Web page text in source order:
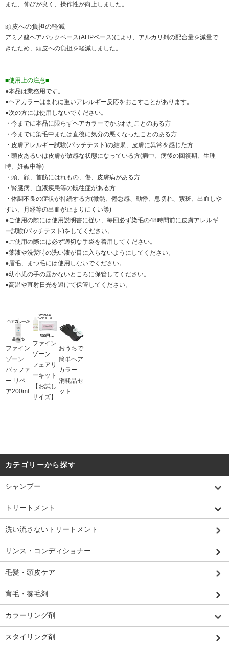
また、伸びが良く、操作性が向上しました。
頭皮への負担の軽減
アミノ酸ヘアパックベース(AHPベース)により、アルカリ剤の配合量を減量で
きたため、頭皮への負担を軽減しました。
■使用上の注意■
●本品は業務用です。
●ヘアカラーはまれに重いアレルギー反応をおこすことがあります。
●次の方には使用しないでください。
・今までに本品に限らずヘアカラーでかぶれたことのある方
・今までに染毛中または直後に気分の悪くなったことのある方
・皮膚アレルギー試験(パッチテスト)の結果、皮膚に異常を感じた方
・頭皮あるいは皮膚が敏感な状態になっている方(病中、病後の回復期、生理
時、妊娠中等)
・頭、顔、首筋にはれもの、傷、皮膚病がある方
・腎臓病、血液疾患等の既往症がある方
・体調不良の症状が持続する方(微熱、倦怠感、動悸、息切れ、紫斑、出血しや
すい、月経等の出血が止まりにくい等)
●ご使用の際には使用説明書に従い、毎回必ず染毛の48時間前に皮膚アレルギ
ー試験(パッチテスト)をしてください。
●ご使用の際には必ず適切な手袋を着用してください。
●薬液や洗髪時の洗い液が目に入らないようにしてください。
●眉毛、まつ毛には使用しないでください。
●幼小児の手の届かないところに保管してください。
●高温や直射日光を避けて保管してください。
ファイン
ゾーン
バッファ
ー リペ
ア200ml
ファイン
ゾーン
フェアリ
ーキット
【お試し
サイズ】
おうちで
簡単ヘア
カラー
消耗品セ
ット
カテゴリーから探す
シャンプー
トリートメント
洗い流さないトリートメント
リンス・コンディショナー
毛髪・頭皮ケア
育毛・養毛剤
カラーリング剤
スタイリング剤